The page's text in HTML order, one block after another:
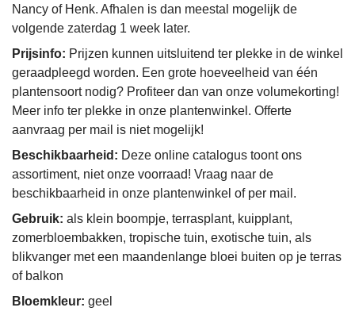
Nancy of Henk. Afhalen is dan meestal mogelijk de
volgende zaterdag 1 week later.
Prijsinfo: Prijzen kunnen uitsluitend ter plekke in de winkel
geraadpleegd worden. Een grote hoeveelheid van één
plantensoort nodig? Profiteer dan van onze volumekorting!
Meer info ter plekke in onze plantenwinkel. Offerte
aanvraag per mail is niet mogelijk!
Beschikbaarheid: Deze online catalogus toont ons
assortiment, niet onze voorraad! Vraag naar de
beschikbaarheid in onze plantenwinkel of per mail.
Gebruik: als klein boompje, terrasplant, kuipplant,
zomerbloembakken, tropische tuin, exotische tuin, als
blikvanger met een maandenlange bloei buiten op je terras
of balkon
Bloemkleur: geel